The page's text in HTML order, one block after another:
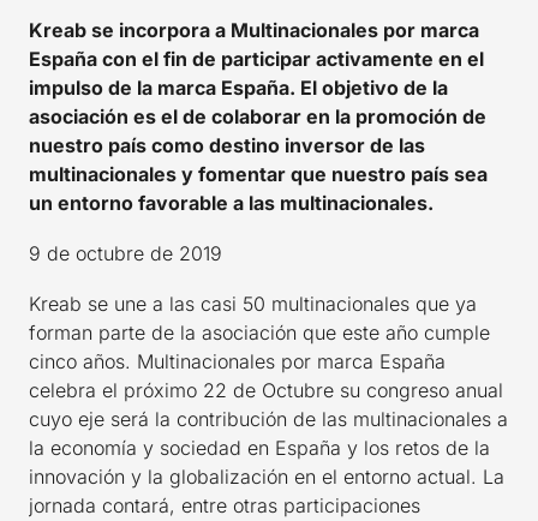
Kreab se incorpora a Multinacionales por marca
España con el fin de participar activamente en el
impulso de la marca España. El objetivo de la
asociación es el de colaborar en la promoción de
nuestro país como destino inversor de las
multinacionales y fomentar que nuestro país sea
un entorno favorable a las multinacionales.
9 de octubre de 2019
Kreab se une a las casi 50 multinacionales que ya
forman parte de la asociación que este año cumple
cinco años. Multinacionales por marca España
celebra el próximo 22 de Octubre su congreso anual
cuyo eje será la contribución de las multinacionales a
la economía y sociedad en España y los retos de la
innovación y la globalización en el entorno actual. La
jornada contará, entre otras participaciones